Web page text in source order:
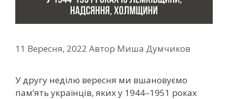
11 Вересня, 2022 Автор Миша Думчиков
У другу неділю вересня ми вшановуємо
пам’ять українців, яких у 1944–1951 роках